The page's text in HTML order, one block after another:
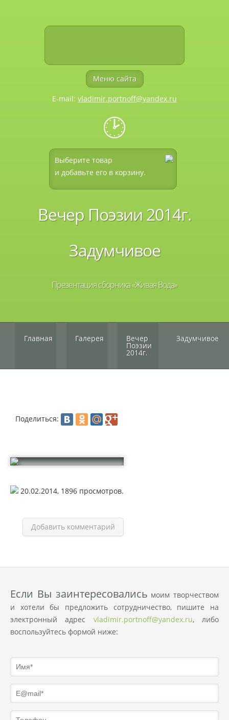
Меню сайта
E-mail: vladimir.portnoff@yandex.ru
🕑
Выберите товар
и добавьте его в корзину.
Вечер Поэзии 2014г.
Задумчивое
Презентация сборника«ЖиваяВода»
Главная Галерея Вечер
Поэзии
2014г.
Задумчивое
Поделиться:
20.02.2014, 1896 просмотров.
Добавить комментарий
Eсли Вы заинтересовались моим творчеством
и хотели бы предложить сотрудничество, пишите на
электронный адрес vladimir.portnoff@yandex.ru, либо
воспользуйтесь формой ниже: